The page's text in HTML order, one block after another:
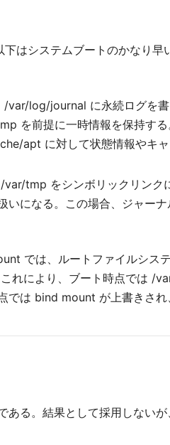
はシステムブートのかなり
log/journal に永続ログを書
を前提に一時情報を保持する
apt に対して状態情報やキャ
tmp をシンボリックリンク
いになる。この場合、ジャ
では、ルートファイルシス
により、ブート時点では /
では bind mount が上書きさ
る。結果として採用しないが